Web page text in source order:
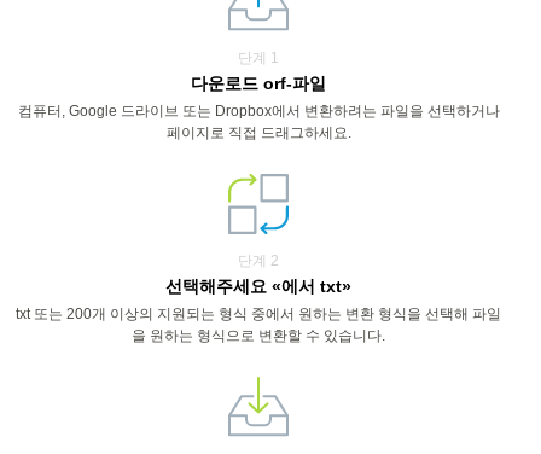
단계 1
다운로드 orf-파일
컴퓨터, Google 드라이브 또는 Dropbox에서 변환하려는 파일을 선택하거나
페이지로 직접 드래그하세요.
단계 2
선택해주세요 «에서 txt»
txt 또는 200개 이상의 지원되는 형식 중에서 원하는 변환 형식을 선택해 파일
을 원하는 형식으로 변환할 수 있습니다.